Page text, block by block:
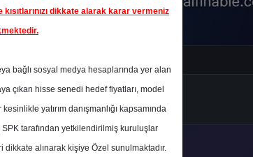
Rapor Detay
dikkate alarak karar vermeniz
bağlı sosyal medya hesaplarında yer alan
çıkan hisse senedi hedef fiyatları, model
yatırım danışmanlığı kapsamında
SPK tarafından yetkilendirilmiş kuruluşlar
alınarak kişiye Özel sunulmaktadır.